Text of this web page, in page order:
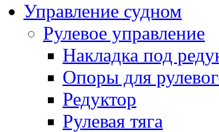
Управление судном
Рулевое управление
Накладка под
Опоры для
Редуктор
Рулевая тяга